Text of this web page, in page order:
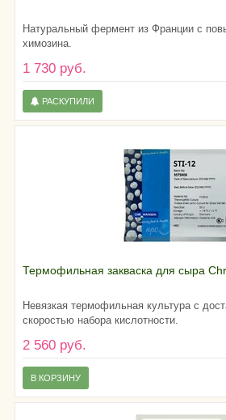
Натуральный фермент из Франции с
химозина.
1 730 руб.
РАСКУПИЛИ
Термофильная закваска для сыра
Невязкая термофильная культура c
скоростью набора кислотности.
2 560 руб.
В КОРЗИНУ